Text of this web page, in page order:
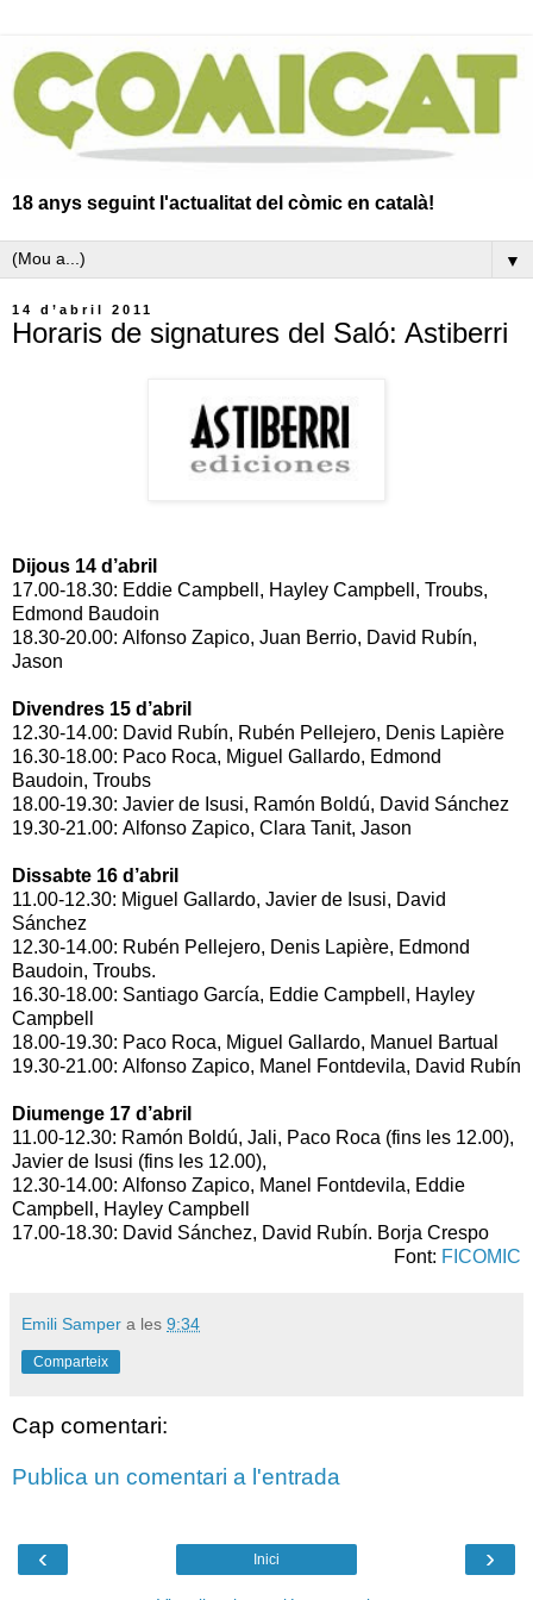
18 anys seguint l'actualitat del còmic en català!
▼
14 d’abril 2011
Horaris de signatures del Saló: Astiberri
Dijous 14 d’abril
17.00-18.30: Eddie Campbell, Hayley Campbell, Troubs,
Edmond Baudoin
18.30-20.00: Alfonso Zapico, Juan Berrio, David Rubín,
Jason
Divendres 15 d’abril
12.30-14.00: David Rubín, Rubén Pellejero, Denis Lapière
16.30-18.00: Paco Roca, Miguel Gallardo, Edmond
Baudoin, Troubs
18.00-19.30: Javier de Isusi, Ramón Boldú, David Sánchez
19.30-21.00: Alfonso Zapico, Clara Tanit, Jason
Dissabte 16 d’abril
11.00-12.30: Miguel Gallardo, Javier de Isusi, David
Sánchez
12.30-14.00: Rubén Pellejero, Denis Lapière, Edmond
Baudoin, Troubs.
16.30-18.00: Santiago García, Eddie Campbell, Hayley
Campbell
18.00-19.30: Paco Roca, Miguel Gallardo, Manuel Bartual
19.30-21.00: Alfonso Zapico, Manel Fontdevila, David Rubín
Diumenge 17 d’abril
11.00-12.30: Ramón Boldú, Jali, Paco Roca (fins les 12.00),
Javier de Isusi (fins les 12.00),
12.30-14.00: Alfonso Zapico, Manel Fontdevila, Eddie
Campbell, Hayley Campbell
17.00-18.30: David Sánchez, David Rubín. Borja Crespo
Font: FICOMIC
Emili Samper a les 9:34
Comparteix
Cap comentari:
Publica un comentari a l'entrada
‹ ›
Inici